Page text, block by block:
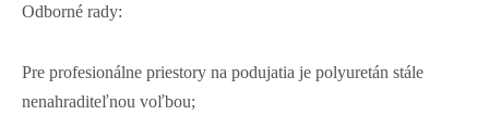
Odborné rady:
Pre profesionálne priestory na podujatia je polyuretán stále
nenahraditeľnou voľbou;